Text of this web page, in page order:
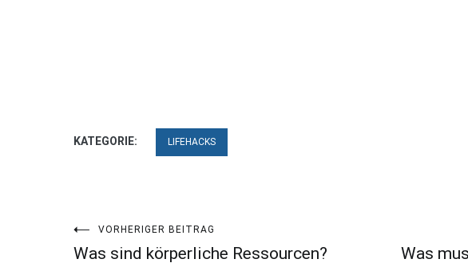
KATEGORIE: LIFEHACKS
Beitragsnavigation
VORHERIGER BEITRAG
Was sind körperliche Ressourcen?
Was